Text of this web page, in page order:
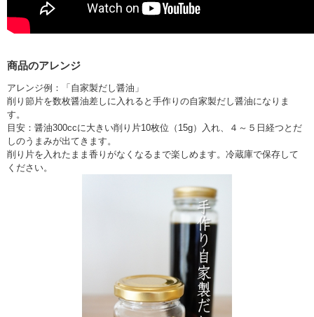
商品のアレンジ
アレンジ例：「自家製だし醤油」
削り節片を数枚醤油差しに入れると手作りの自家製だし醤油になりま
す。
目安：醤油300ccに大きい削り片10枚位（15g）入れ、４～５日経つとだ
しのうまみが出てきます。
削り片を入れたまま香りがなくなるまで楽しめます。冷蔵庫で保存して
ください。